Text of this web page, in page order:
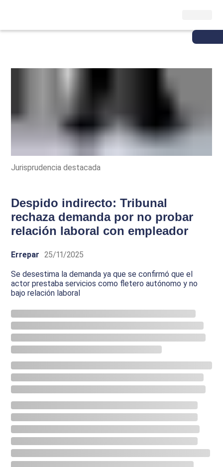
Jurisprudencia destacada
Despido indirecto: Tribunal
rechaza demanda por no probar
relación laboral con empleador
Errepar 25/11/2025
Se desestima la demanda ya que se confirmó que el
actor prestaba servicios como fletero autónomo y no
bajo relación laboral